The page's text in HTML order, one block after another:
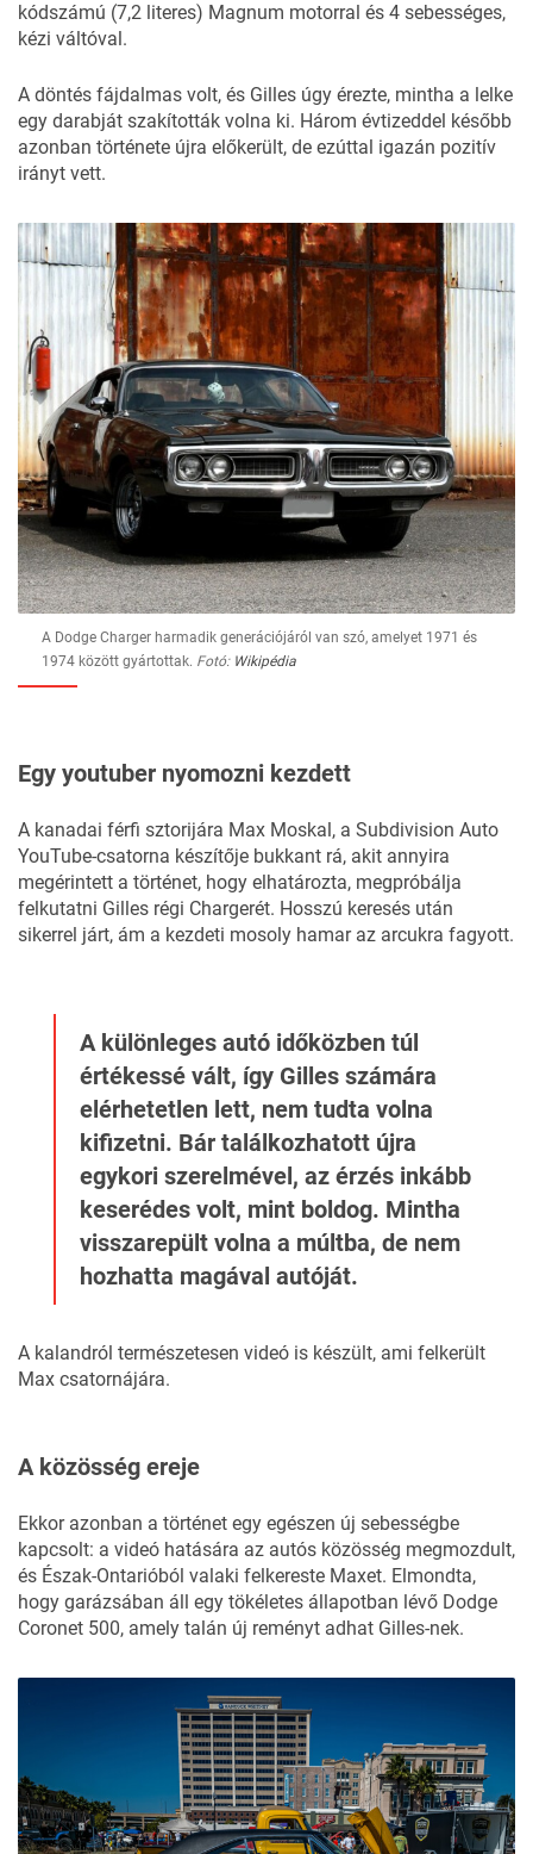
kódszámú (7,2 literes) Magnum motorral és 4 sebességes,
kézi váltóval.
A döntés fájdalmas volt, és Gilles úgy érezte, mintha a lelke
egy darabját szakították volna ki. Három évtizeddel később
azonban története újra előkerült, de ezúttal igazán pozitív
irányt vett.
A Dodge Charger harmadik generációjáról van szó, amelyet 1971 és
1974 között gyártottak. Fotó: Wikipédia
Egy youtuber nyomozni kezdett
A kanadai férfi sztorijára Max Moskal, a Subdivision Auto
YouTube-csatorna készítője bukkant rá, akit annyira
megérintett a történet, hogy elhatározta, megpróbálja
felkutatni Gilles régi Chargerét. Hosszú keresés után
sikerrel járt, ám a kezdeti mosoly hamar az arcukra fagyott.
A különleges autó időközben túl
értékessé vált, így Gilles számára
elérhetetlen lett, nem tudta volna
kifizetni. Bár találkozhatott újra
egykori szerelmével, az érzés inkább
keserédes volt, mint boldog. Mintha
visszarepült volna a múltba, de nem
hozhatta magával autóját.
A kalandról természetesen videó is készült, ami felkerült
Max csatornájára.
A közösség ereje
Ekkor azonban a történet egy egészen új sebességbe
kapcsolt: a videó hatására az autós közösség megmozdult,
és Észak-Ontarióból valaki felkereste Maxet. Elmondta,
hogy garázsában áll egy tökéletes állapotban lévő Dodge
Coronet 500, amely talán új reményt adhat Gilles-nek.